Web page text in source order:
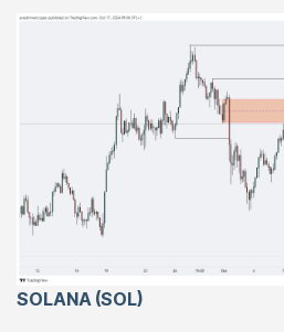
SOLANA (SOL)